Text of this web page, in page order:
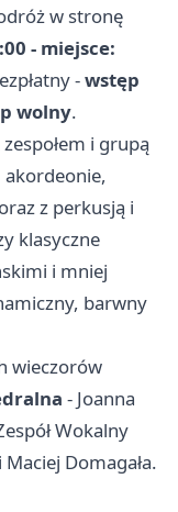
w stronę
- miejsce:
-wstęp
wolny.
i grupą
z perkusją i
klasyczne
i mniej
barwny
wieczorów
- Joanna
Wokalny
Maciej Domagała.